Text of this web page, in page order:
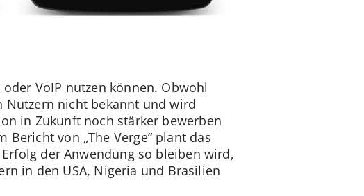
VoIP nutzen können. Obwohl
Nutzern nicht bekannt und wird
in Zukunft noch stärker bewerben
von „The Verge“ plant das
der Anwendung so bleiben wird,
in den USA, Nigeria und Brasilien